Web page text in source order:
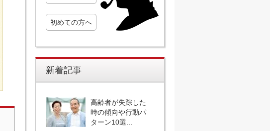
初めての方へ
新着記事
高齢者が失踪した
時の傾向や行動パ
ターン10選...